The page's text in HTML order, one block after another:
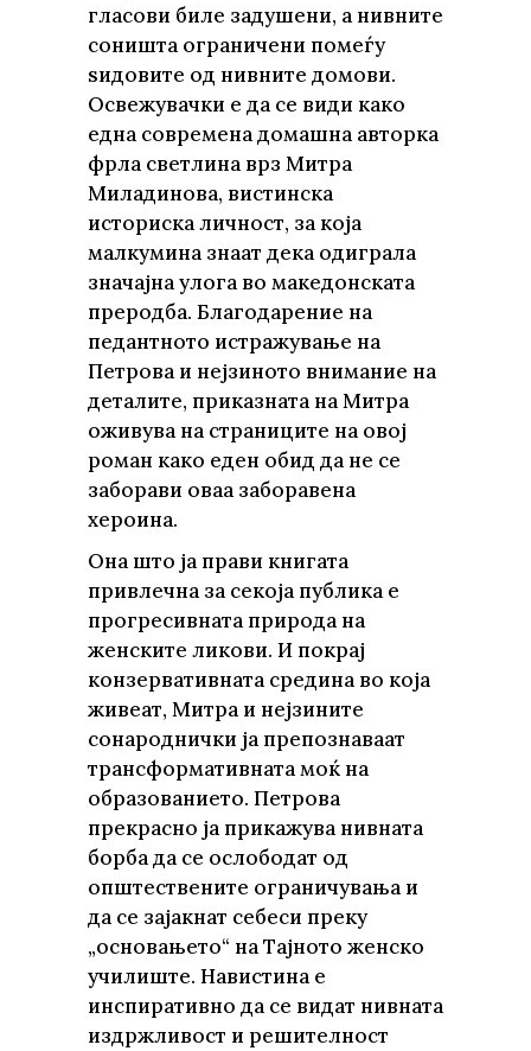
гласови биле задушени, а нивните
соништа ограничени помеѓу
ѕидовите од нивните домови.
Освежувачки е да се види како
една современа домашна авторка
фрла светлина врз Митра
Миладинова, вистинска
историска личност, за која
малкумина знаат дека одиграла
значајна улога во македонската
преродба. Благодарение на
педантното истражување на
Петрова и нејзиното внимание на
деталите, приказната на Митра
оживува на страниците на овој
роман како еден обид да не се
заборави оваа заборавена
хероина.
Она што ја прави книгата
привлечна за секоја публика е
прогресивната природа на
женските ликови. И покрај
конзервативната средина во која
живеат, Митра и нејзините
сонароднички ја препознаваат
трансформативната моќ на
образованието. Петрова
прекрасно ја прикажува нивната
борба да се ослободат од
општествените ограничувања и
да се зајакнат себеси преку
„основањето“ на Тајното женско
училиште. Навистина е
инспиративно да се видат нивната
издржливост и решителност